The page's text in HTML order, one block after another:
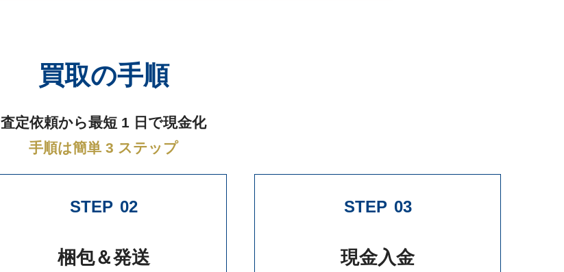
買取の手順
査定依頼から最短 1 日で現金化
手順は簡単 3 ステップ
STEP 02
梱包＆発送
STEP 03
現金入金